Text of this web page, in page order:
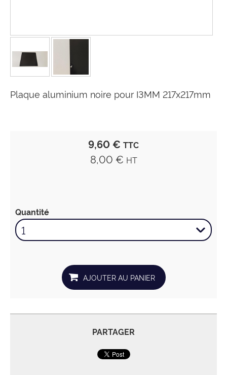
Plaque aluminium noire pour I3MM 217x217mm
9,60 € TTC
8,00 € HT
Quantité
PARTAGER